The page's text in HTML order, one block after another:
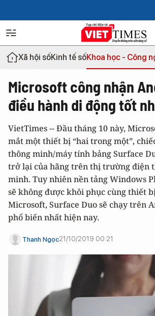
Xã hội sốKinh tế sốKhoa học - Công
Microsoft công nhận
điều hành di động tốt
VietTimes -- Đầu tháng 10 này,
mắt một thiết bị “hai trong một”,
thông minh/máy tính bảng Surface
trở lại của hãng trên thị trường điện
minh. Tuy nhiên nền tảng Windows
sẽ không được khôi phục cùng thiết
Microsoft, Surface Duo sẽ chạy trên
phổ biến nhất hiện nay.
Thanh Ngọc21/10/2019 00:21